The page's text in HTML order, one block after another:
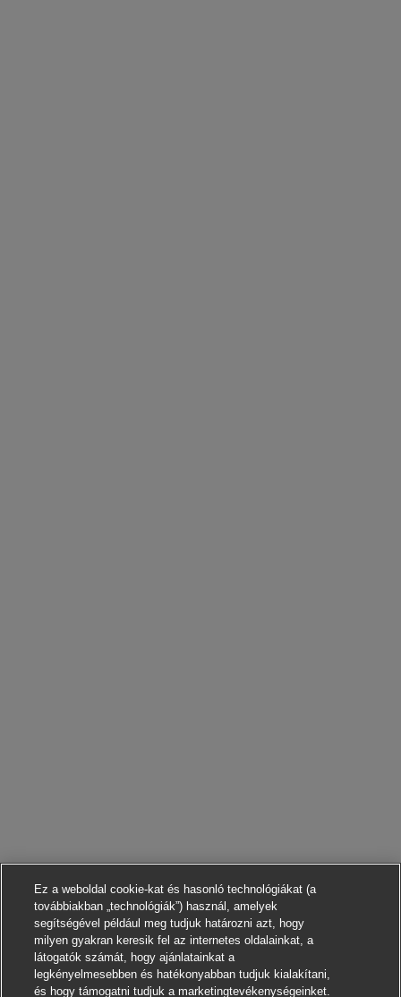
Ez a weboldal cookie-kat és hasonló technológiákat (a
továbbiakban „technológiák”) használ, amelyek
segítségével például meg tudjuk határozni azt, hogy
milyen gyakran keresik fel az internetes oldalainkat, a
látogatók számát, hogy ajánlatainkat a
legkényelmesebben és hatékonyabban tudjuk kialakítani,
és hogy támogatni tudjuk a marketingtevékenységeinket.